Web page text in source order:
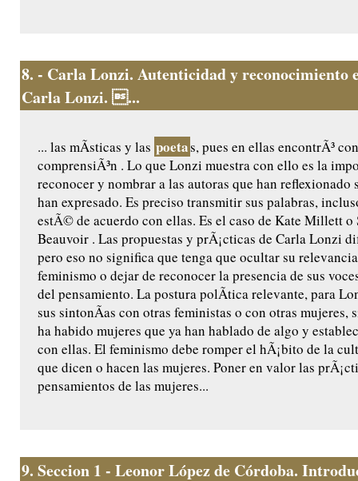
8. - Carla Lonzi. Autenticidad y reconocimiento
Carla Lonzi. ...
... las mÃ­sticas y las poetas, pues en ellas encontrÃ³
comprensiÃ³n . Lo que Lonzi muestra con ello es la
reconocer y nombrar a las autoras que han reflexionado
han expresado. Es preciso transmitir sus palabras,
estÃ© de acuerdo con ellas. Es el caso de Kate Millett o
Beauvoir . Las propuestas y prÃ¡cticas de Carla Lonzi
pero eso no significa que tenga que ocultar su
feminismo o dejar de reconocer la presencia de sus
del pensamiento. La postura polÃ­tica relevante, para
sus sintonÃ­as con otras feministas o con otras mujeres,
ha habido mujeres que ya han hablado de algo y
con ellas. El feminismo debe romper el hÃ¡bito de la
que dicen o hacen las mujeres. Poner en valor las
pensamientos de las mujeres...
9. Seccion 1 - Leonor López de Córdoba.